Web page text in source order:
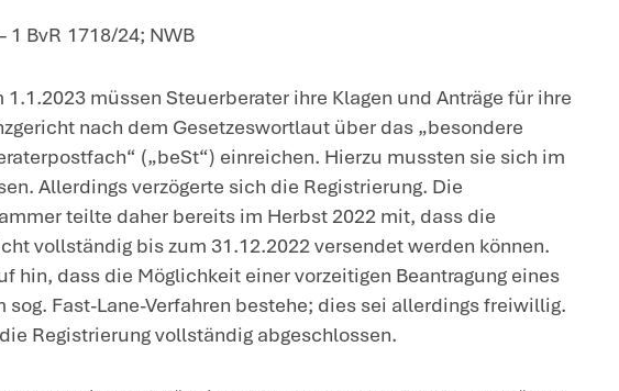
im „besonderen elektronischen
(„beSt“) nicht
„beSt“ einzureichen, sondern
Wege, wie z.B per
Insbesondere war der
die Möglichkeit einer